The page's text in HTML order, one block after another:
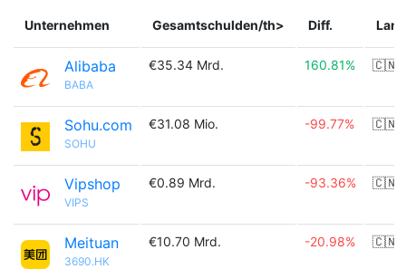
Unternehmen Gesamtschulden/th> Diff. Land
Alibaba
BABA
€35.34 Mrd. 160.81% 🇨🇳
Sohu.com
SOHU
€31.08 Mio. -99.77% 🇨🇳
Vipshop
VIPS
€0.89 Mrd. -93.36% 🇨🇳
Meituan
3690.HK
€10.70 Mrd. -20.98% 🇨🇳